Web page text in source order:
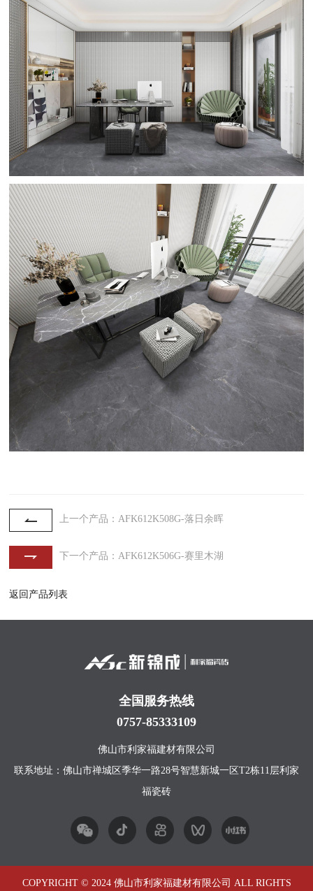
上一个产品：AFK612K508G-落日余晖
下一个产品：AFK612K506G-赛里木湖
返回产品列表
全国服务热线
0757-85333109
佛山市利家福建材有限公司
联系地址：佛山市禅城区季华一路28号智慧新城一区T2栋11层利家
福瓷砖
COPYRIGHT © 2024 佛山市利家福建材有限公司 ALL RIGHTS